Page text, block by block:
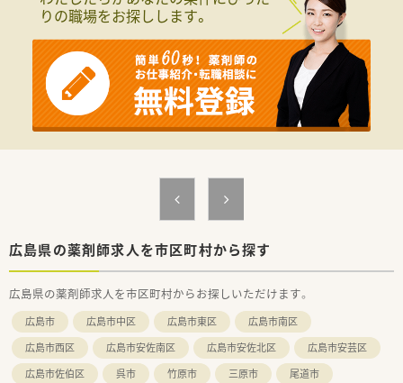
す。
■医療事務との業務分担を行い、薬剤師の業務負担軽減を行って
います。
■近隣に店舗数が多く、フォロー体制も整っています。
■働き方改革に沿って、有給休暇消化が促進されています。
■残業については「サービス残業」はございません。
各店舗基本的に残業は少ないため、調剤併設店でも18時半～
※繁忙期等は科目によって残業が発生してしまう可能性はご
＜こんな方にもオススメ＞
■プライベートとのメリハリを付けて働きたい方
等々…
※配属店舗は面接次第で最終決定となります。
通勤圏内にて当店舗以外での配属となる場合がございます。
＜設備も充実＞
■電子薬歴・散剤自動分包機（Vマス）も完備しております。
■監査システムなどの調剤設備も導入しており、
リスクマネジメントも徹底しています。
機械化を進める事により、効率よいお仕事が可能となります。
■周辺医療機関の処方箋を応需しています。
■1日の処方箋枚数は15枚前後です。
きます。
■充実した研修フォロー体制も好評です。
e-ラーニングの補助制度もあり資格取得に関しても
会社からのバックアップがございます。
＜法人特徴＞
■ツルハグループとして中国地方で業界最大規模の
りの職場をお探しします。
広島県の薬剤師求人を市区町村から探す
広島県の薬剤師求人を市区町村からお探しいただけます。
広島市 広島市中区 広島市東区
広島市南区
広島市西区
広島市安佐南区 広島市安佐北区
広島市安芸区
広島市佐伯区
呉市 竹原市 三原市
尾道市